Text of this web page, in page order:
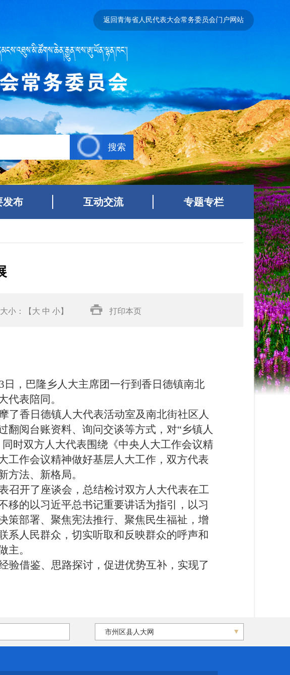
返回青海省人民代表大会常务委员会门户网站
搜索
发布 互动交流 专题专栏
小：【 大 中 小】 打印本页
日，巴隆乡人大主席团一行到香日德镇南北
代表陪同。
了香日德镇人大代表活动室及南北街社区人
翻阅台账资料、询问交谈等方式，对“乡镇人
时双方人大代表围绕《中央人大工作会议精
工作会议精神做好基层人大工作，双方代表
法、新格局。
召开了座谈会，总结检讨双方人大代表在工
移的以习近平总书记重要讲话为指引，以习
策部署、聚焦宪法推行、聚焦民生福祉，增
系人民群众，切实听取和反映群众的呼声和
主。
验借鉴、思路探讨，促进优势互补，实现了
市州区县人大网